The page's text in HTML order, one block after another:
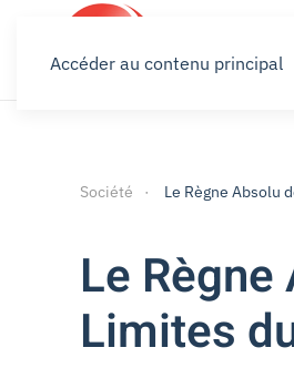
Accéder au contenu principal
Société Le Règne Absolu
Le
Limites